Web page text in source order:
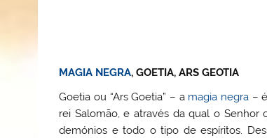
MAGIA NEGRA, GOETIA, ARS GEOTIA
Goetia ou “Ars Goetia” – a magia negra– é
rei Salomão, e através da qual o
demónios e todo o tipo de espíritos.